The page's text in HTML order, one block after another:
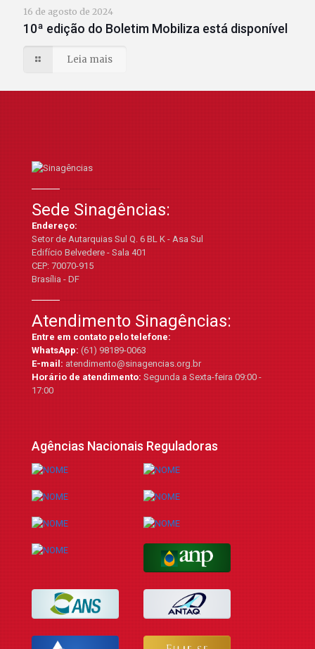
16 de agosto de 2024
10ª edição do Boletim Mobiliza está disponível
Leia mais
Sede Sinagências:
Endereço:
Setor de Autarquias Sul Q. 6 BL K - Asa Sul
Edifício Belvedere - Sala 401
CEP: 70070-915
Brasília - DF
Atendimento Sinagências:
Entre em contato pelo telefone:
WhatsApp:(61) 98189-0063
E-mail:atendimento@sinagencias.org.br
Horário de atendimento:Segunda a Sexta-feira 09:00 -
17:00
Agências Nacionais Reguladoras